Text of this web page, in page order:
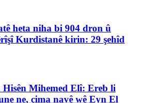
heta niha bi 904 dron û
Kurdistanê kirin: 29 şehîd
Hisên Mihemed Elî: Ereb li
ne, çima navê wê Eyn El